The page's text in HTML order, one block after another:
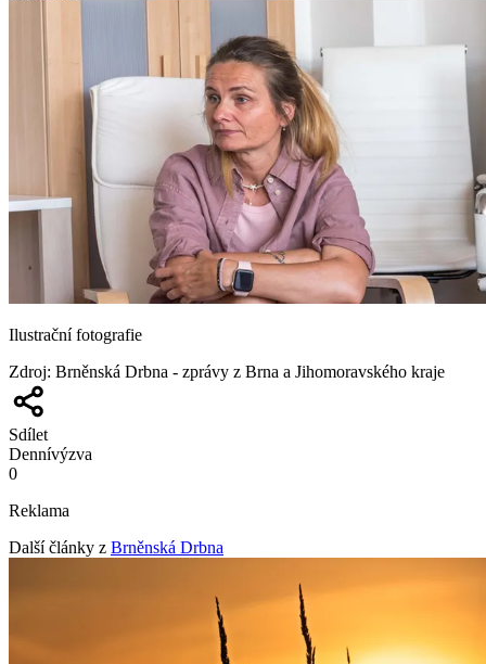
Ilustrační fotografie
Zdroj: Brněnská Drbna - zprávy z Brna a Jihomoravského kraje
Sdílet
Dennívýzva
0
Reklama
Další články z Brněnská Drbna